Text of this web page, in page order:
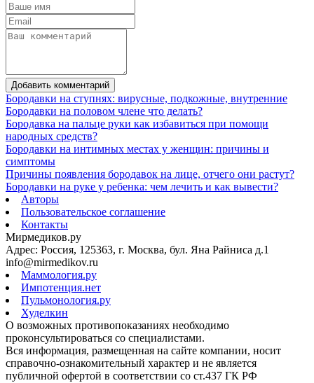
Добавить комментарий
Бородавки на ступнях: вирусные, подкожные, внутренние
Бородавки на половом члене что делать?
Бородавка на пальце руки как избавиться при помощи
народных средств?
Бородавки на интимных местах у женщин: причины и
симптомы
Причины появления бородавок на лице, отчего они растут?
Бородавки на руке у ребенка: чем лечить и как вывести?
Авторы
Пользовательское соглашение
Контакты
Мирмедиков.ру
Адрес: Россия, 125363, г. Москва, бул. Яна Райниса д.1
info@mirmedikov.ru
Маммология.ру
Импотенция.нет
Пульмонология.ру
Худелкин
О возможных противопоказаниях необходимо
проконсультироваться со специалистами.
Вся информация, размещенная на сайте компании, носит
справочно-ознакомительный характер и не является
публичной офертой в соответствии со ст.437 ГК РФ